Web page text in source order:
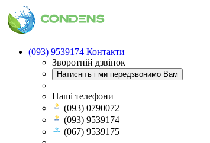
(093) 9539174 Контакти
Зворотній дзвінок
Натисніть і ми передзвонимо Вам
Наші телефони
(093) 0790072
(093) 9539174
(067) 9539175